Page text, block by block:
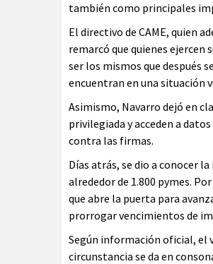
también como principales
El directivo de CAME, quien
remarcó que quienes
ser los mismos que después
encuentran en una situación
Asimismo, Navarro dejó en
privilegiada y acceden a
contra las firmas.
Días atrás, se dio a conocer
alrededor de 1.800 pymes.
que abre la puerta para
prorrogar vencimientos de
Según información oficial, el
circunstancia se da en